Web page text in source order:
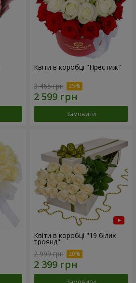
Квіти в коробці "Престиж"
3 465 грн
Замовити
Квіти в коробці "19 білих
троянд"
2 999 грн